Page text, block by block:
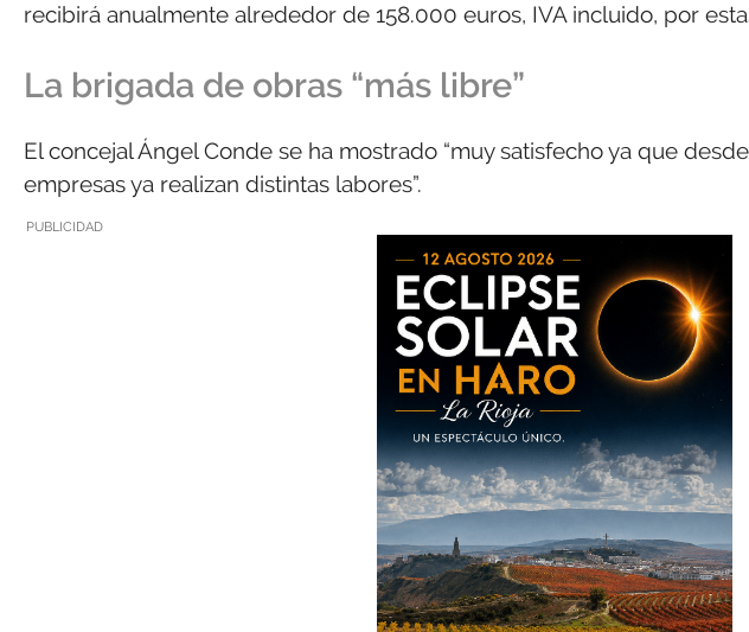
recibirá anualmente alrededor de 158.000 euros, IVA incluido, por
La brigada de obras “más libre”
El concejal Ángel Conde se ha mostrado “muy satisfecho ya que
empresas ya realizan distintas labores”.
PUBLICIDAD